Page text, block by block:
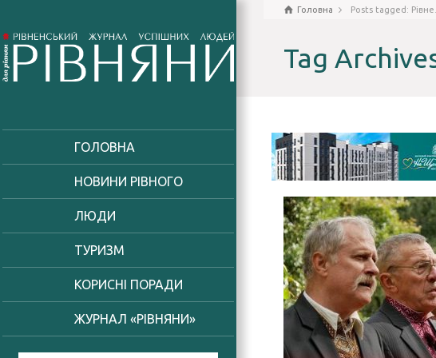
ГОЛОВНА
НОВИНИ РІВНОГО
ЛЮДИ
ТУРИЗМ
КОРИСНІ ПОРАДИ
ЖУРНАЛ «РІВНЯНИ»
Головна Posts tagged:
Tag